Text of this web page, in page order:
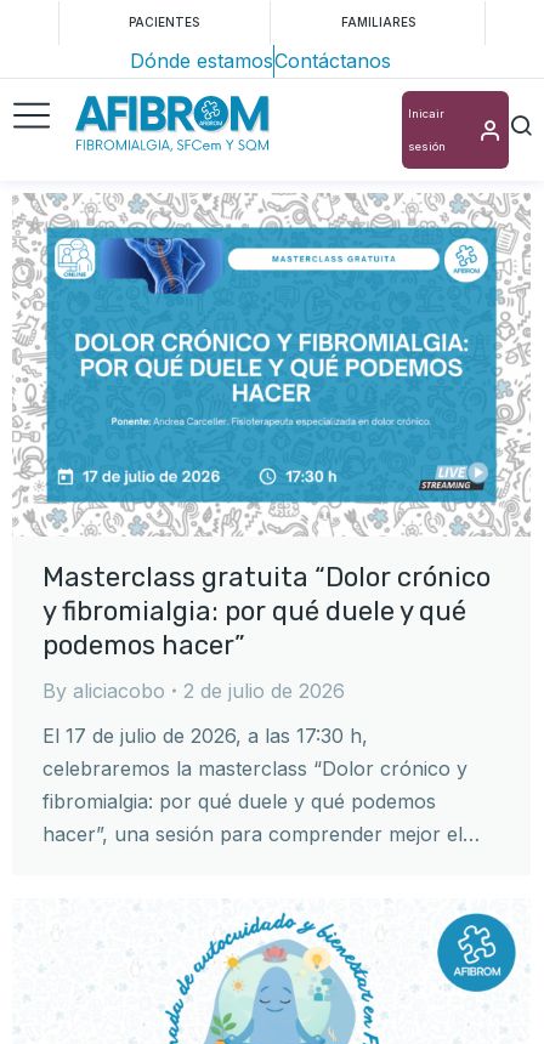
PACIENTES FAMILIARES
Dónde estamosContáctanos
Inicair
sesión
Masterclass gratuita “Dolor crónico
y fibromialgia: por qué duele y qué
podemos hacer”
By aliciacobo
2 de julio de 2026
El 17 de julio de 2026, a las 17:30 h,
celebraremos la masterclass “Dolor crónico y
fibromialgia: por qué duele y qué podemos
hacer”, una sesión para comprender mejor el…